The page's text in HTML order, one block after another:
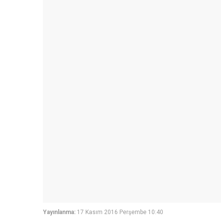
Yayınlanma: 17 Kasım 2016 Perşembe 10:40